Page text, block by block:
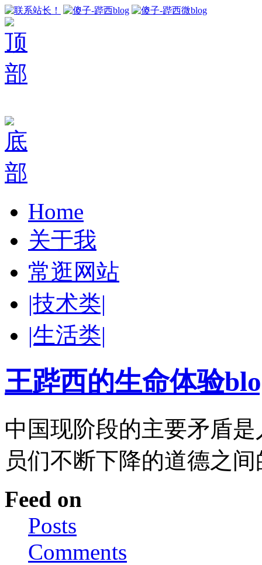
Home
关于我
常逛网站
|技术类|
|生活类|
王跸西的生命体验
中国现阶段的主要矛盾
员们不断下降的道德之
Feed on
Posts
Comments